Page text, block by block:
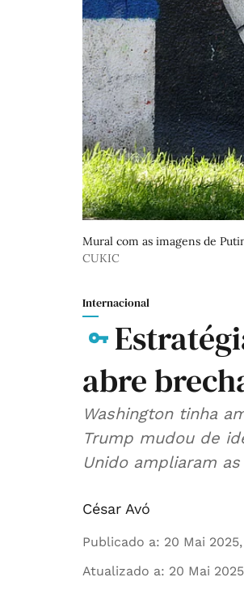
Mural com as imagens de
CUKIC
Internacional
abre
Washington tinha
Trump mudou de
Unido ampliaram
César Avó
Publicado a: 20 Mai 2025,
Atualizado a: 20 Mai